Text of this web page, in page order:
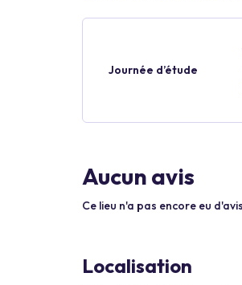
Journée d’étude
Aucun avis
Ce lieu n'a pas encore eu
Localisation